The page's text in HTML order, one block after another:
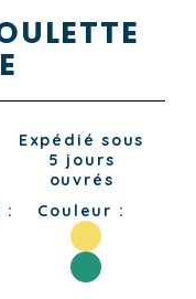
Expédié sous
5 jours
ouvrés
:
Couleur :